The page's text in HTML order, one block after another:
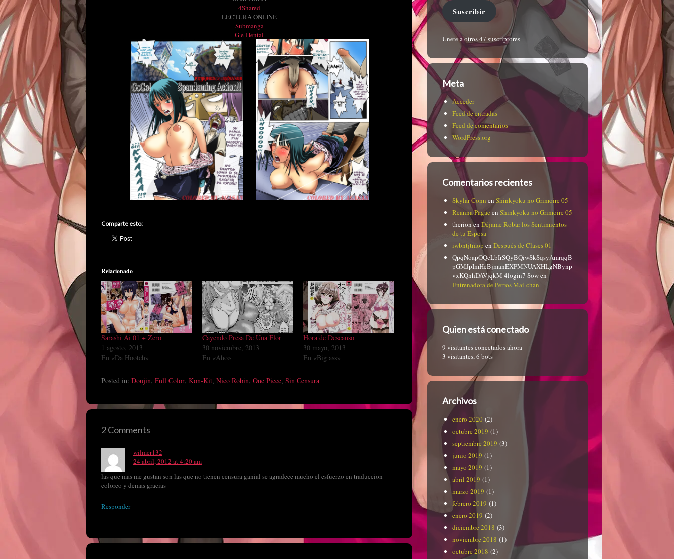
4Shared
LECTURA ONLINE
Submanga
G.e-Hentai
Comparte esto:
Relacionado
Sarashi Ai 01 + Zero
1 agosto, 2013
En «Da Hootch»
Cayendo Presa De Una Flor
30 noviembre, 2013
En «Aho»
Hora de Descanso
30 mayo, 2013
En «Big ass»
Posted in: Doujin, Full Color, Kon-Kit, Nico Robin, One Piece, Sin Censura
2 Comments
wilmer132
24 abril, 2012 at 4:20 am
las que mas me gustan son las que no tienen censura ganial se agradece mucho el esfuerzo en traduccion
coloreo y demas gracias
Responder
Suscribir
Únete a otros 47 suscriptores
Meta
Acceder
Feed de entradas
Feed de comentarios
WordPress.org
Comentarios recientes
Skylar Conn en Shinkyoku no Grimoire 05
Reanna Pagac en Shinkyoku no Grimoire 05
therionen Déjame Robar los Sentimientos
de tu Esposa
iwbntjtmop en Después de Clases 01
QpqNoapOQcLbIrSQyBQiwSkSqsyAmrqqB
pGMJpImHeBjmanEXPMNUAXHLgNBynp
vxKQnhDAVjqkM 4login7 Sowen
Entrenadora de Perros Mai-chan
Quien está conectado
9 visitantes conectados ahora
3 visitantes,6 bots
Archivos
enero 2020 (2)
octubre 2019 (1)
septiembre 2019 (3)
junio 2019 (1)
mayo 2019 (1)
abril 2019 (1)
marzo 2019 (1)
febrero 2019 (1)
enero 2019 (2)
diciembre 2018 (3)
noviembre 2018 (1)
octubre 2018 (2)